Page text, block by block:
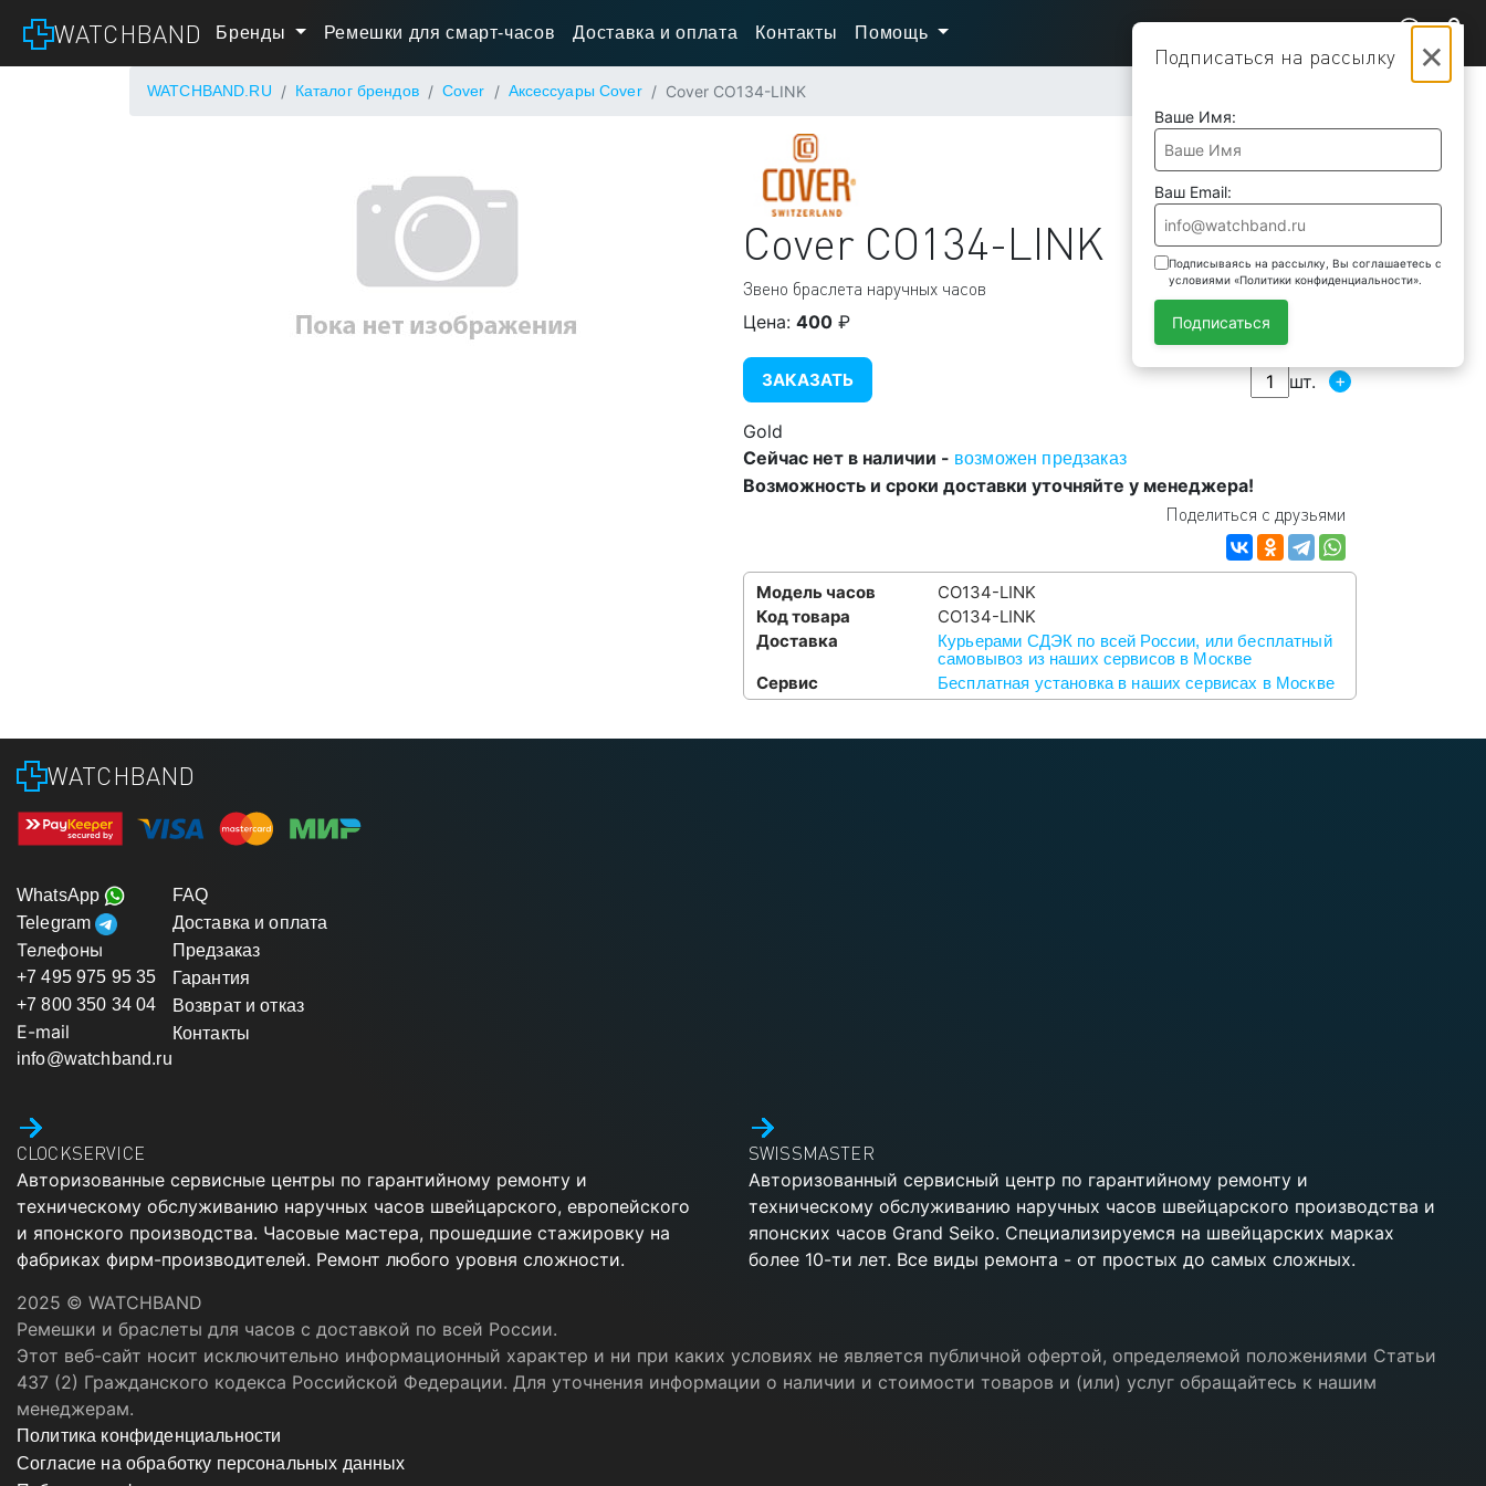
×
Подписаться на рассылку
Ваше Имя:
Ваш Email:
Подписываясь на рассылку, Вы соглашаетесь с
условиями «Политики конфиденциальности».
Подписаться
WATCHBAND Бренды Ремешки для смарт-часов Доставка и оплата Контакты Помощь
WATCHBAND.RU Каталог брендов Cover Аксессуары Cover Cover CO134-LINK
Cover CO134-LINK
Звено браслета наручных часов
Цена: 400 ₽
ЗАКАЗАТЬ шт. +
Gold
Сейчас нет в наличии - возможен предзаказ
Возможность и сроки доставки уточняйте у менеджера!
Поделиться с друзьями
Модель часов
CO134-LINK
Код товара
CO134-LINK
Доставка
Курьерами СДЭК по всей России, или бесплатный
самовывоз из наших сервисов в Москве
Сервис Бесплатная установка в наших сервисах в Москве
WATCHBAND
WhatsApp
Telegram
Телефоны
+7 495 975 95 35
+7 800 350 34 04
E-mail
info@watchband.ru
FAQ
Доставка и оплата
Предзаказ
Гарантия
Возврат и отказ
Контакты
CLOCKSERVICE
Авторизованные сервисные центры по гарантийному ремонту и
техническому обслуживанию наручных часов швейцарского, европейского
и японского производства. Часовые мастера, прошедшие стажировку на
фабриках фирм-производителей. Ремонт любого уровня сложности.
SWISSMASTER
Авторизованный сервисный центр по гарантийному ремонту и
техническому обслуживанию наручных часов швейцарского производства и
японских часов Grand Seiko. Специализируемся на швейцарских марках
более 10-ти лет. Все виды ремонта - от простых до самых сложных.
2025 © WATCHBAND
Ремешки и браслеты для часов с доставкой по всей России.
Этот веб-сайт носит исключительно информационный характер и ни при каких условиях не является публичной офертой, определяемой положениями Статьи
437 (2) Гражданского кодекса Российской Федерации. Для уточнения информации о наличии и стоимости товаров и (или) услуг обращайтесь к нашим
менеджерам.
Политика конфиденциальности
Согласие на обработку персональных данных